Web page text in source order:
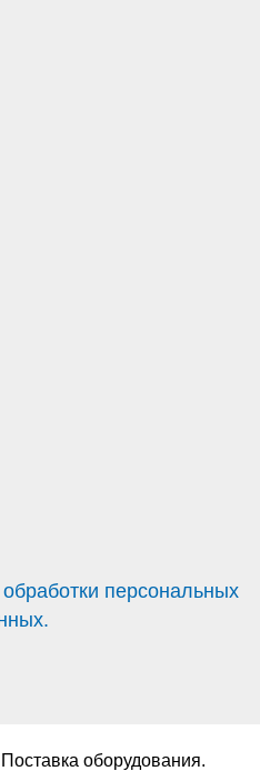
персональных
оборудования.